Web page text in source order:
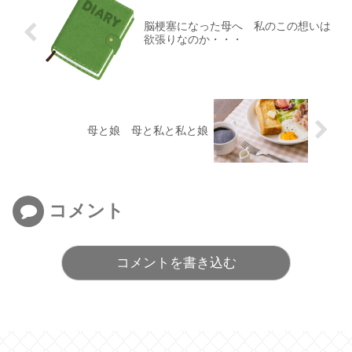
脳梗塞になった母へ 私のこの想いは
欲張りなのか・・・
母と娘 母と私と私と娘
コメント
コメントを書き込む